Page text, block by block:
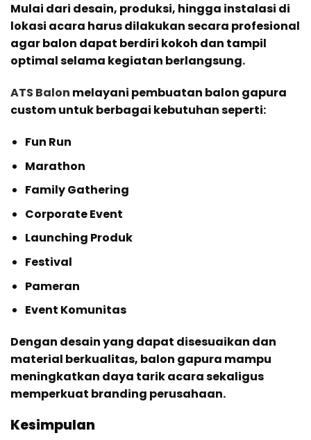
Mulai dari desain, produksi, hingga instalasi di
lokasi acara harus dilakukan secara profesional
agar balon dapat berdiri kokoh dan tampil
optimal selama kegiatan berlangsung.
ATS Balon melayani pembuatan balon gapura
custom untuk berbagai kebutuhan seperti:
Fun Run
Marathon
Family Gathering
Corporate Event
Launching Produk
Festival
Pameran
Event Komunitas
Dengan desain yang dapat disesuaikan dan
material berkualitas, balon gapura mampu
meningkatkan daya tarik acara sekaligus
memperkuat branding perusahaan.
Kesimpulan